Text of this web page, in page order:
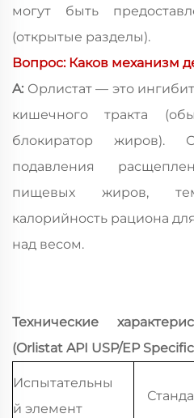
могут быть
(открытые разделы).
Вопрос: Каков механизм
A: Орлистат — это
кишечного тракта
блокиратор жиров).
подавления
пищевых жиров,
калорийность рациона
над весом.
Технические
(Orlistat API USP/EP
Испытательны
й элемент